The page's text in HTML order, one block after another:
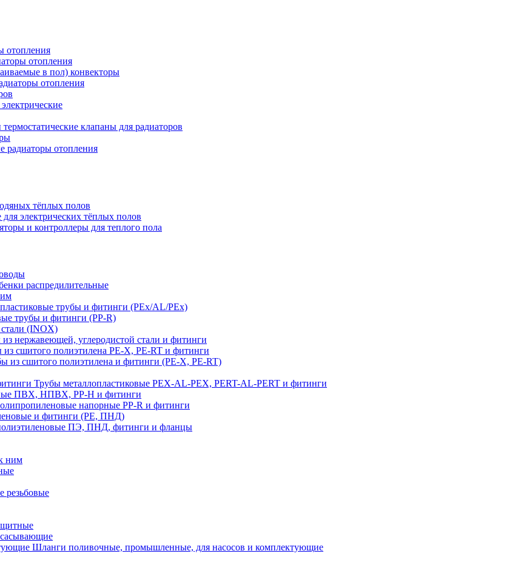
отопления
отопления
в пол) конвекторы
отопления
клапаны для радиаторов
радиаторы отопления
тёплых полов
электрических тёплых полов
и контроллеры для теплого пола
распредилительные
трубы и фитинги (PEx/AL/PEx)
трубы и фитинги (PP-R)
(INOX)
нержавеющей, углеродистой стали и фитинги
из сшитого полиэтилена PE-X, PE-RT и фитинги
из сшитого полиэтилена и фитинги (PE-X, PE-RT)
Трубы металлопластиковые PEX-AL-PEX, PERT-AL-PERT и фитинги
ПВХ, НПВХ, PP-H и фитинги
напорные PP-R и фитинги
и фитинги (PE, ПНД)
ПЭ, ПНД, фитинги и фланцы
ним
резьбовые
Шланги поливочные, промышленные, для насосов и комплектующие